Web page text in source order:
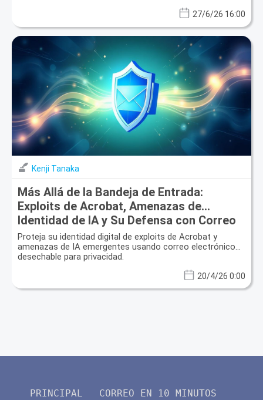
27/6/26 16:00
Kenji Tanaka
Más Allá de la Bandeja de Entrada:
Exploits de Acrobat, Amenazas de
Identidad de IA y Su Defensa con Correo
Electrónico Desechable
Proteja su identidad digital de exploits de Acrobat y
amenazas de IA emergentes usando correo electrónico
desechable para privacidad.
20/4/26 0:00
PRINCIPAL CORREO EN 10 MINUTOS